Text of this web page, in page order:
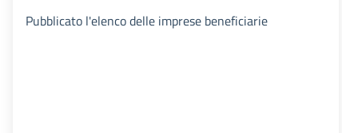
Pubblicato l'elenco delle imprese beneficiarie